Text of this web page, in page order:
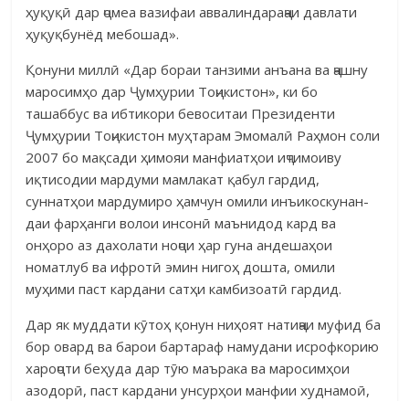
ҳуқуқӣ дар ҷомеа вазифаи аввалиндараҷаи давлати
ҳуқуқбунёд мебошад».
Қонуни миллӣ «Дар бораи танзими анъана ва ҷашну
маросимҳо дар Ҷумҳурии Тоҷикистон», ки бо
ташаббус ва ибтикори бевоситаи Президенти
Ҷумҳурии Тоҷикистон муҳтарам Эмомалӣ Раҳмон соли
2007 бо мақсади ҳимояи манфиатҳои иҷтимоиву
иқтисодии мардуми мамлакат қабул гардид,
суннатҳои мардумиро ҳамчун омили инъикоску­нан­
даи фарҳанги волои инсонӣ маънидод кард ва
онҳоро аз дахолати ноҷои ҳар гуна андеша­ҳои
номатлуб ва ифротӣ эмин нигоҳ дошта, омили
муҳими паст кардани сатҳи камбизоатӣ гардид.
Дар як муддати кӯтоҳ қонун ниҳоят натиҷаи муфид ба
бор овард ва барои бартараф намудани исрофкорию
хароҷоти беҳуда дар тӯю маърака ва маросимҳои
азодорӣ, паст кардани унсурҳои манфии худнамоӣ,